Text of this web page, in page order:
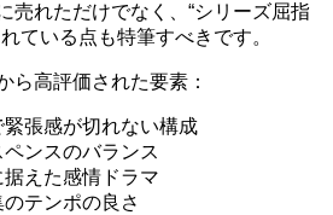
売れただけでなく、“シリーズ屈指
ている点も特筆すべきです。
ら高評価された要素：
張感が切れない構成
ンスのバランス
えた感情ドラマ
テンポの良さ